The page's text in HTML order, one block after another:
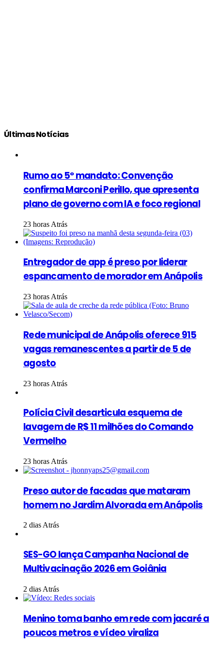
Últimas Notícias
Rumo ao 5º mandato: Convenção
confirma Marconi Perillo, que apresenta
plano de governo com IA e foco regional
23 horas Atrás
Entregador de app é preso por liderar
espancamento de morador em Anápolis
23 horas Atrás
Rede municipal de Anápolis oferece 915
vagas remanescentes a partir de 5 de
agosto
23 horas Atrás
Polícia Civil desarticula esquema de
lavagem de R$ 11 milhões do Comando
Vermelho
23 horas Atrás
Preso autor de facadas que mataram
homem no Jardim Alvorada em Anápolis
2 dias Atrás
SES-GO lança Campanha Nacional de
Multivacinação 2026 em Goiânia
2 dias Atrás
Menino toma banho em rede com jacaré a
poucos metros e vídeo viraliza